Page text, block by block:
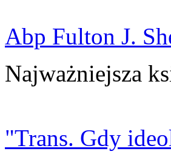
Abp Fulton J.
Najważniejsza
"Trans. Gdy